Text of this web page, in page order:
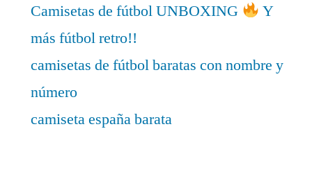
Camisetas de fútbol UNBOXING
Y
más fútbol retro!!
camisetas de fútbol baratas con nombre y
número
camiseta españa barata